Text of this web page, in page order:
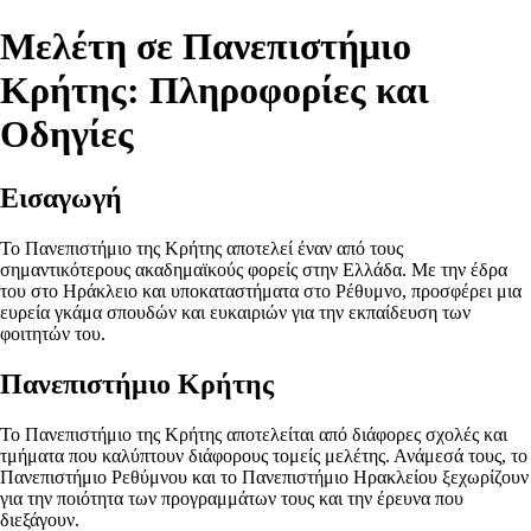
Μελέτη σε Πανεπιστήμιο
Κρήτης: Πληροφορίες και
Οδηγίες
Εισαγωγή
Το Πανεπιστήμιο της Κρήτης αποτελεί έναν από τους
σημαντικότερους ακαδημαϊκούς φορείς στην Ελλάδα. Με την έδρα
του στο Ηράκλειο και υποκαταστήματα στο Ρέθυμνο, προσφέρει μια
ευρεία γκάμα σπουδών και ευκαιριών για την εκπαίδευση των
φοιτητών του.
Πανεπιστήμιο Κρήτης
Το Πανεπιστήμιο της Κρήτης αποτελείται από διάφορες σχολές και
τμήματα που καλύπτουν διάφορους τομείς μελέτης. Ανάμεσά τους, το
Πανεπιστήμιο Ρεθύμνου και το Πανεπιστήμιο Ηρακλείου ξεχωρίζουν
για την ποιότητα των προγραμμάτων τους και την έρευνα που
διεξάγουν.